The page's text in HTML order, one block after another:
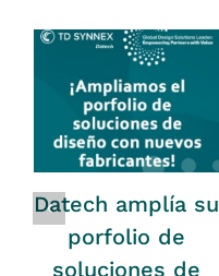
Datech amplía su
porfolio de
soluciones de